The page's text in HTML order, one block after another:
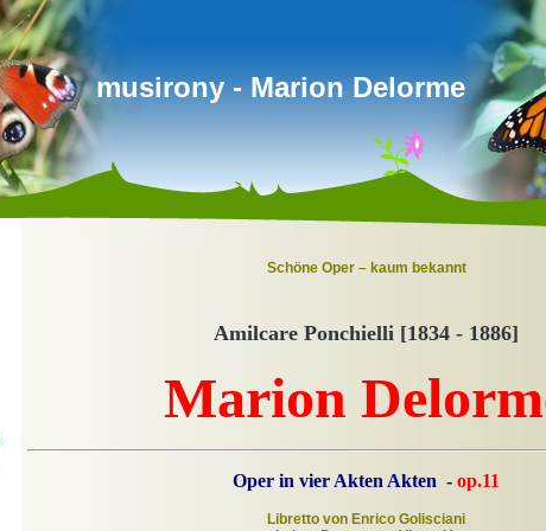
musirony - Marion Delorme
Schöne Oper – kaum bekannt
Amilcare Ponchielli [1834 - 1886]
Marion
Oper in vier Akten Akten - op.11
Libretto von Enrico Golisciani